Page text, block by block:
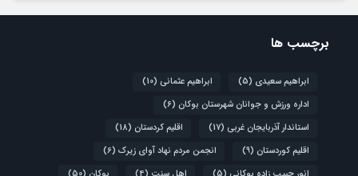
برچسب ها
ابراهیم سعیدی (5) ابراهیم عثمانی (10)
اداره ورزش و جوانان شهرستان بوکان (6)
استاندار آذربایجان غربی (17) اقلیم کردستان (18)
اقلیم کوردستان (9) انجمن مردم نهاد آوای زیرک (6)